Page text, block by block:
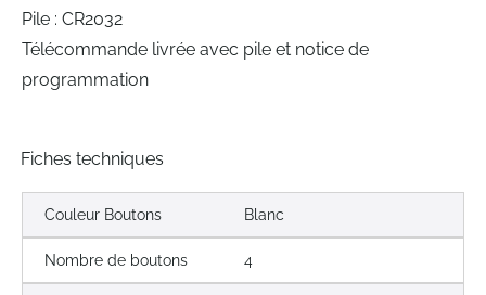
Pile : CR2032
Télécommande livrée avec pile et notice de
programmation
Fiches techniques
Couleur Boutons Blanc
Nombre de boutons 4